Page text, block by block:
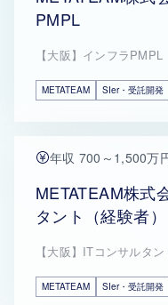
PMPL
【大阪】インフラPMPL
METATEAM SIer・受託開発
年収 700～1,500万
METATEAM株式
タント（経験者）
【大阪】ITコンサルタン
METATEAM SIer・受託開発